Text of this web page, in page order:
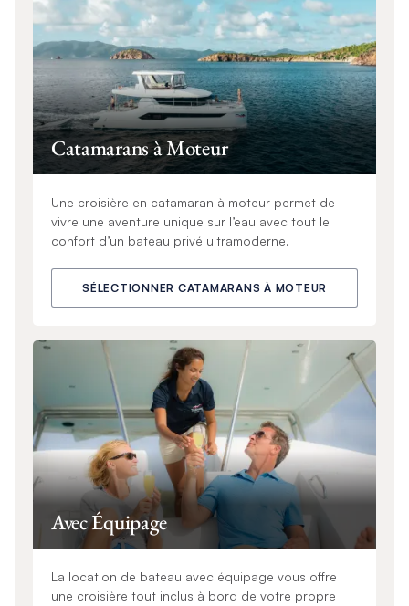
Catamarans à Moteur
Une croisière en catamaran à moteur permet de
vivre une aventure unique sur l’eau avec tout le
confort d’un bateau privé ultramoderne.
SÉLECTIONNER CATAMARANS À MOTEUR
Avec Équipage
La location de bateau avec équipage vous offre
une croisière tout inclus à bord de votre propre